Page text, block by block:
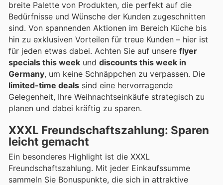
breite Palette von Produkten, die perfekt auf die
Bedürfnisse und Wünsche der Kunden zugeschnitten
sind. Von spannenden Aktionen im Bereich Küche bis
hin zu exklusiven Vorteilen für treue Kunden – hier ist
für jeden etwas dabei. Achten Sie auf unsere flyer
specials this week und discounts this week in
Germany, um keine Schnäppchen zu verpassen. Die
limited-time deals sind eine hervorragende
Gelegenheit, Ihre Weihnachtseinkäufe strategisch zu
planen und dabei kräftig zu sparen.
XXXL Freundschaftszahlung: Sparen
leicht gemacht
Ein besonderes Highlight ist die XXXL
Freundschaftszahlung. Mit jeder Einkaufssumme
sammeln Sie Bonuspunkte, die sich in attraktive